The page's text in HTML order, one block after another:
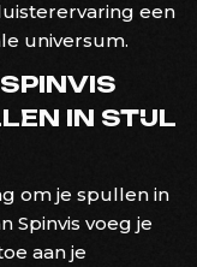
een
universum.
IN STIJL
om je spullen in
Spinvis voeg je
aan je